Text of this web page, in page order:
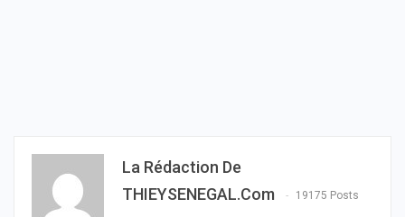
La Rédaction De
THIEYSENEGAL.com
19175 Posts